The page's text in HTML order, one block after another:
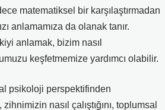
matematiksel bir karşılaştırmadan
anlamamıza da olanak tanır.
anlamak, bizim nasıl
keşfetmemize yardımcı olabilir.
psikoloji perspektifinden
nasıl çalıştığını, toplumsal